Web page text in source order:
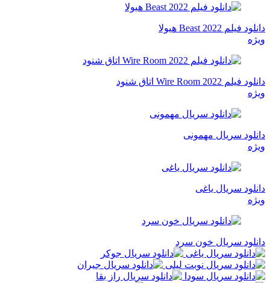
دانلود فیلم Beast 2022 هیولا
ویژه
دانلود فیلم Wire Room 2022 اتاق شنود
ویژه
دانلود سریال مهمونی
ویژه
دانلود سریال یاغی
ویژه
دانلود سریال خون سرد